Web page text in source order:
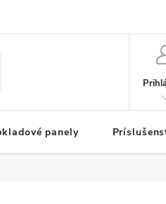
osobných údajov
panely